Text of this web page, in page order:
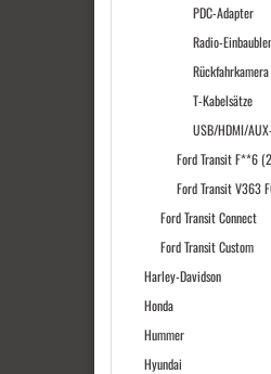
PDC-Adapter
Radio-
Rückfahrkamera
T-Kabelsätze
USB/HDMI/
Ford Transit F**6
Ford Transit V363
Ford Transit Connect
Ford Transit Custom
Harley-Davidson
Honda
Hummer
Hyundai